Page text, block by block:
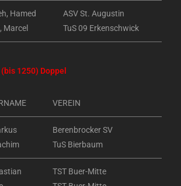
Hamed
Marcel
ASV St. Augustin
TuS 09 Erkenschwick
1250) Doppel
VEREIN
Berenbrocker SV
TuS Bierbaum
TST Buer-Mitte